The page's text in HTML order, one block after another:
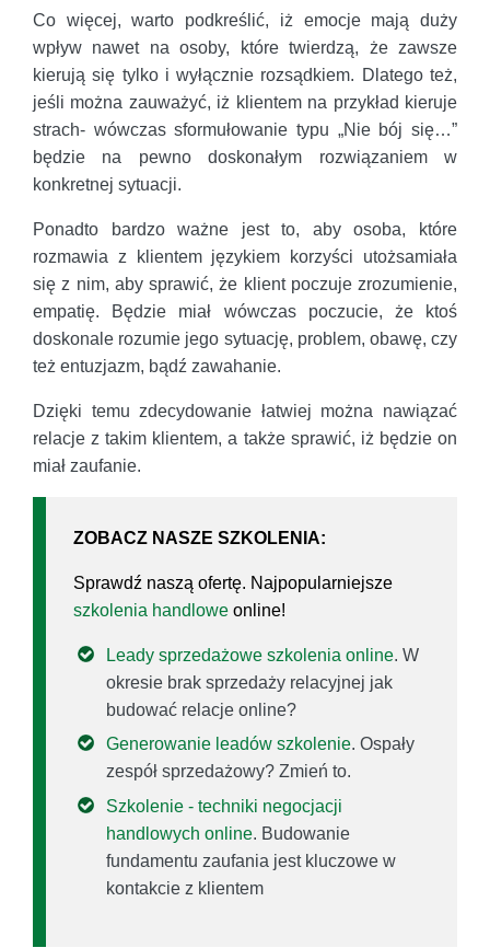
Co więcej, warto podkreślić, iż emocje mają duży
wpływ nawet na osoby, które twierdzą, że zawsze
kierują się tylko i wyłącznie rozsądkiem. Dlatego też,
jeśli można zauważyć, iż klientem na przykład kieruje
strach- wówczas sformułowanie typu „Nie bój się…”
będzie na pewno doskonałym rozwiązaniem w
konkretnej sytuacji.
Ponadto bardzo ważne jest to, aby osoba, które
rozmawia z klientem językiem korzyści utożsamiała
się z nim, aby sprawić, że klient poczuje zrozumienie,
empatię. Będzie miał wówczas poczucie, że ktoś
doskonale rozumie jego sytuację, problem, obawę, czy
też entuzjazm, bądź zawahanie.
Dzięki temu zdecydowanie łatwiej można nawiązać
relacje z takim klientem, a także sprawić, iż będzie on
miał zaufanie.
ZOBACZ NASZE SZKOLENIA:
Sprawdź naszą ofertę. Najpopularniejsze
szkolenia handlowe online!
Leady sprzedażowe szkolenia online. W
okresie brak sprzedaży relacyjnej jak
budować relacje online?
Generowanie leadów szkolenie. Ospały
zespół sprzedażowy? Zmień to.
Szkolenie - techniki negocjacji
handlowych online. Budowanie
fundamentu zaufania jest kluczowe w
kontakcie z klientem